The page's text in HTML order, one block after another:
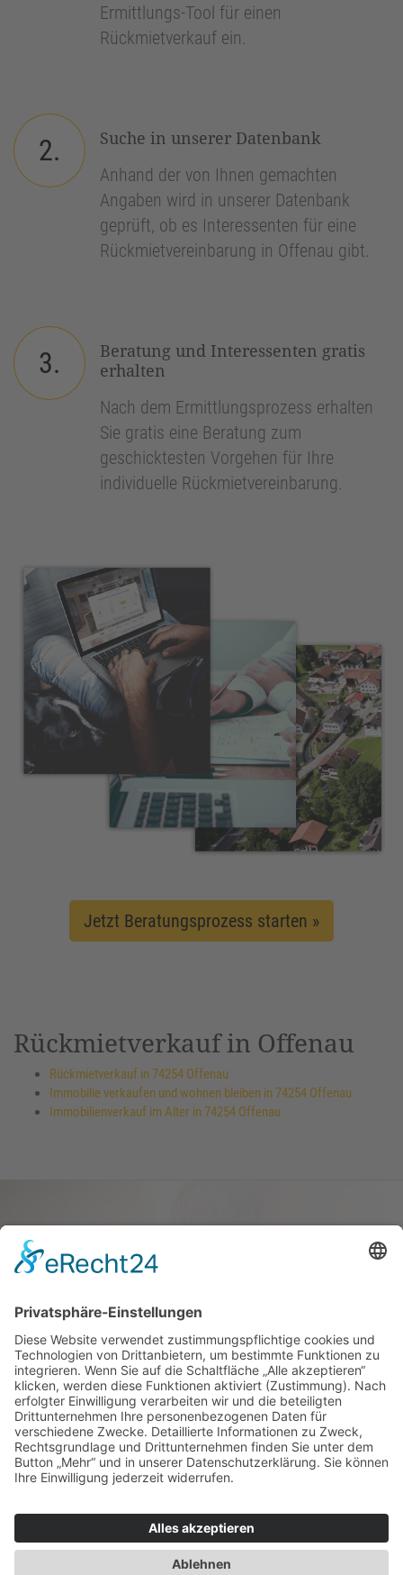
Ermittlungs-Tool für einen
Rückmietverkauf ein.
2.
Suche in unserer Datenbank
Anhand der von Ihnen gemachten
Angaben wird in unserer Datenbank
geprüft, ob es Interessenten für eine
Rückmietvereinbarung in Offenau gibt.
3.
Beratung und Interessenten gratis
erhalten
Nach dem Ermittlungsprozess erhalten
Sie gratis eine Beratung zum
geschicktesten Vorgehen für Ihre
individuelle Rückmietvereinbarung.
Jetzt Beratungsprozess starten »
Rückmietverkauf in Offenau
Rückmietverkauf in 74254 Offenau
Immobilie verkaufen und wohnen bleiben in 74254 Offenau
Immobilienverkauf im Alter in 74254 Offenau
verkaufen und darin
wohnen bleiben
Verkaufen Sie Ihr Haus oder Ihre
Eigen­tums­woh­nung und bleiben Sie
darin wohnen.
Jetzt Ermittlung starten »